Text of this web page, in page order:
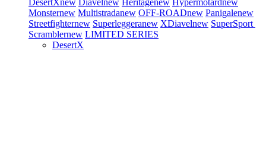
DesertXnew Diavelnew Heritagenew Hypermotardnew
Monsternew Multistradanew OFF-ROADnew Panigalenew
Streetfighternew Superleggeranew XDiavelnew SuperSport
Scramblernew LIMITED SERIES
DesertX